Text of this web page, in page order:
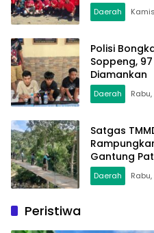
Daerah
Polisi
Soppeng,
Diamankan
Daerah
Satgas
Gantung
Mulai
Daerah
Peristiwa